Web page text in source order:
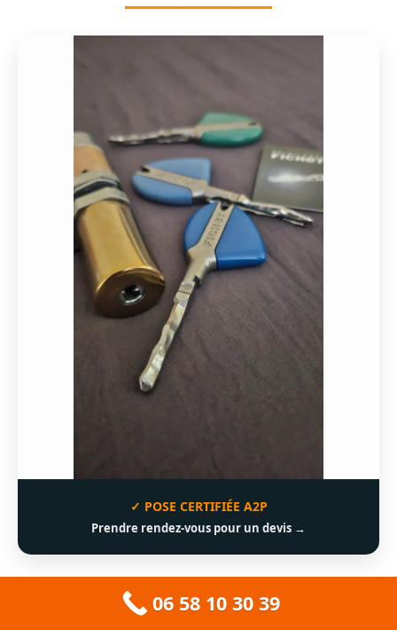
✓ POSE CERTIFIÉE A2P
Prendre rendez-vous pour un devis →
06 58 10 30 39